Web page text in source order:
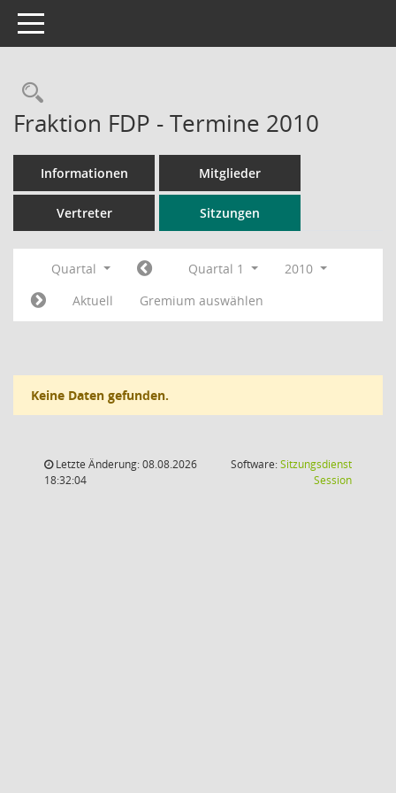
Toggle navigation
Rechercheauswahl
Fraktion FDP - Termine 2010
Informationen Mitglieder
Vertreter Sitzungen
Quartal Quartal 1
2010
Aktuell
Gremium auswählen
Keine Daten gefunden.
Letzte Änderung: 08.08.2026
18:32:04
Software:Sitzungsdienst
Session(Wird in